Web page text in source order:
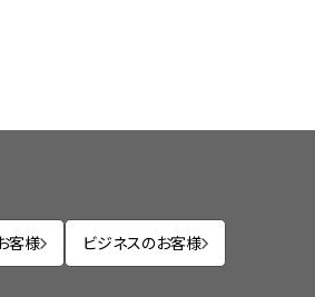
客様 ビジネスのお客様